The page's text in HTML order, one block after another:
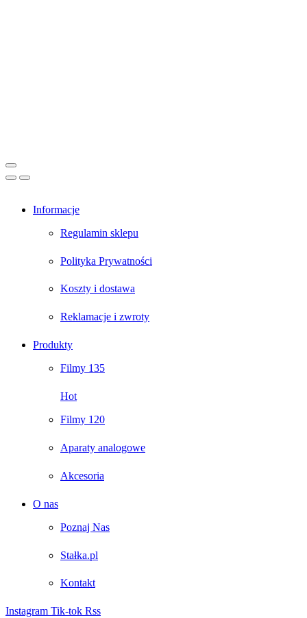
Informacje
Regulamin sklepu
Polityka Prywatności
Koszty i dostawa
Reklamacje i zwroty
Produkty
Filmy 135
Hot
Filmy 120
Aparaty analogowe
Akcesoria
O nas
Poznaj Nas
Stałka.pl
Kontakt
Instagram Tik-tok Rss